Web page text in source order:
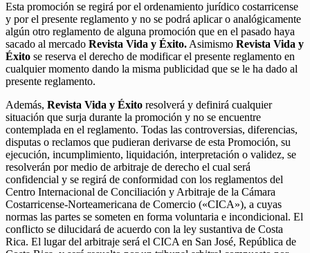
Esta promoción se regirá por el ordenamiento jurídico costarricense
y por el presente reglamento y no se podrá aplicar o analógicamente
algún otro reglamento de alguna promoción que en el pasado haya
sacado al mercado Revista Vida y Éxito.Asimismo Revista Vida y
Éxito se reserva el derecho de modificar el presente reglamento en
cualquier momento dando la misma publicidad que se le ha dado al
presente reglamento.
Además, Revista Vida y Éxito resolverá y definirá cualquier
situación que surja durante la promoción y no se encuentre
contemplada en el reglamento. Todas las controversias, diferencias,
disputas o reclamos que pudieran derivarse de esta Promoción, su
ejecución, incumplimiento, liquidación, interpretación o validez, se
resolverán por medio de arbitraje de derecho el cual será
confidencial y se regirá de conformidad con los reglamentos del
Centro Internacional de Conciliación y Arbitraje de la Cámara
Costarricense-Norteamericana de Comercio («CICA»), a cuyas
normas las partes se someten en forma voluntaria e incondicional. El
conflicto se dilucidará de acuerdo con la ley sustantiva de Costa
Rica. El lugar del arbitraje será el CICA en San José, República de